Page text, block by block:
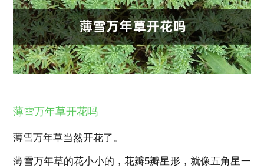
薄雪万年草开花吗
薄雪万年草当然开花了。
薄雪万年草的花小小的，花瓣5瓣星形，就像五角星一